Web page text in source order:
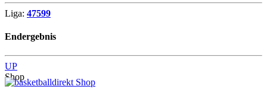
Liga: 47599
Endergebnis
UP
Shop